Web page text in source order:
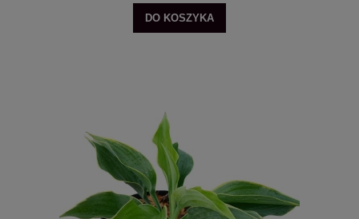
DO KOSZYKA